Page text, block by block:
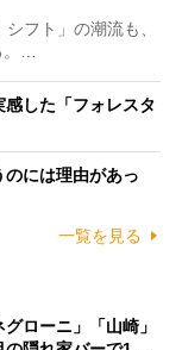
フト」の潮流も、
…
感した「フォレスタ
には理由があっ
一覧を見る
ローニ」「山崎」